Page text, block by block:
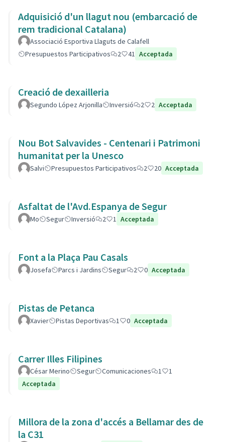
Adquisició d'un llagut nou (embarcació de
rem tradicional Catalana)
Associació Esportiva Llaguts de Calafell
Presupuestos Participativos
2 41 Acceptada
Creació de dexailleria
Segundo López Arjonilla Inversió 2 2 Acceptada
Nou Bot Salvavides - Centenari i Patrimoni
humanitat per la Unesco
Salvi Presupuestos Participativos 2 20 Acceptada
Asfaltat de l'Avd.Espanya de Segur
Mo Segur Inversió 2 1 Acceptada
Font a la Plaça Pau Casals
Josefa Parcs i Jardins Segur 2 0 Acceptada
Pistas de Petanca
Xavier Pistas Deportivas 1 0 Acceptada
Carrer Illes Filipines
César Merino Segur Comunicaciones 1
1
Acceptada
Millora de la zona d'accés a Bellamar des de
la C31